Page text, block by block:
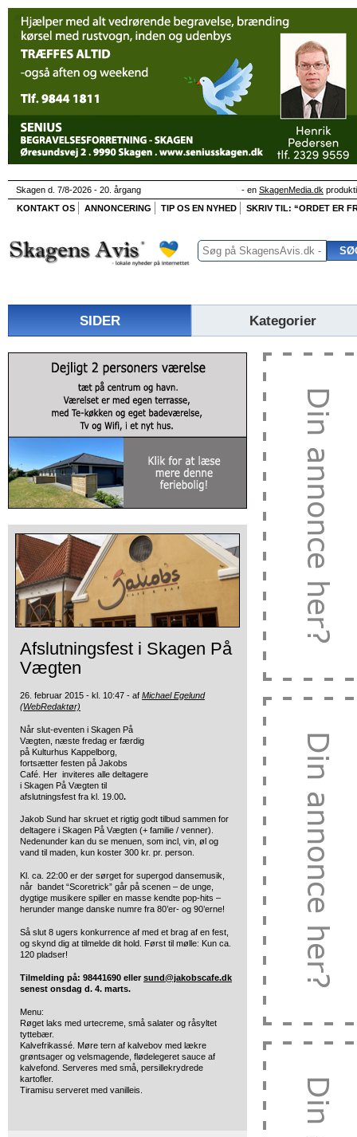
Skagen d. 7/8-2026 - 20. årgang - en SkagenMedia.dk
KONTAKT OS
ANNONCERING TIP OS EN NYHED SKRIV TIL: “ORDET ER
SIDER Kategorier
Afslutningsfest i Skagen På
Vægten
26. februar 2015 - kl. 10:47 - af Michael Egelund
(WebRedaktør)
Når slut-eventen i Skagen På
Vægten, næste fredag er færdig
på Kulturhus Kappelborg,
fortsætter festen på Jakobs
Café. Her inviteres alle deltagere
i Skagen På Vægten til
afslutningsfest fra kl. 19.00.
Jakob Sund har skruet et rigtig godt tilbud sammen for
deltagere i Skagen På Vægten (+ familie / venner).
Nedenunder kan du se menuen, som incl, vin, øl og
vand til maden, kun koster 300 kr. pr. person.
Kl. ca. 22:00 er der sørget for supergod dansemusik,
når bandet “Scoretrick” går på scenen – de unge,
dygtige musikere spiller en masse kendte pop-hits –
herunder mange danske numre fra 80’er- og 90’erne!
Så slut 8 ugers konkurrence af med et brag af en fest,
og skynd dig at tilmelde dit hold. Først til mølle: Kun ca.
120 pladser!
Tilmelding på: 98441690 eller sund@jakobscafe.dk
senest onsdag d. 4. marts.
Menu:
Røget laks med urtecreme, små salater og råsyltet
tyttebær.
Kalvefrikassé. Møre tern af kalvebov med lækre
grøntsager og velsmagende, flødelegeret sauce af
kalvefond. Serveres med små, persillekrydrede
kartofler.
Tiramisu serveret med vanilleis.